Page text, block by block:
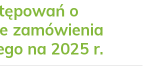
o
zamówienia
na 2025 r.